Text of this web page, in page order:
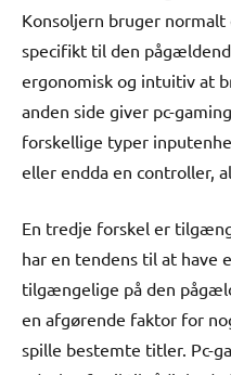
Konsoljern bruger
specifikt til den
ergonomisk og intuitiv at
anden side giver pc-
forskellige typer
eller endda en controller,
En tredje forskel er
har en tendens til at have
tilgængelige på den
en afgørende faktor for
spille bestemte titler. Pc-